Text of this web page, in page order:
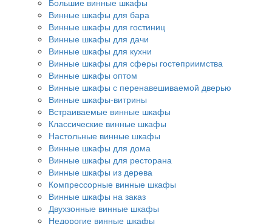
Винные шкафы для бара
Винные шкафы для гостиниц
Винные шкафы для дачи
Винные шкафы для кухни
Винные шкафы для сферы гостеприимства
Винные шкафы оптом
Винные шкафы с перенавешиваемой дверью
Винные шкафы-витрины
Встраиваемые винные шкафы
Классические винные шкафы
Настольные винные шкафы
Винные шкафы для дома
Винные шкафы для ресторана
Винные шкафы из дерева
Компрессорные винные шкафы
Винные шкафы на заказ
Двухзонные винные шкафы
Недорогие винные шкафы